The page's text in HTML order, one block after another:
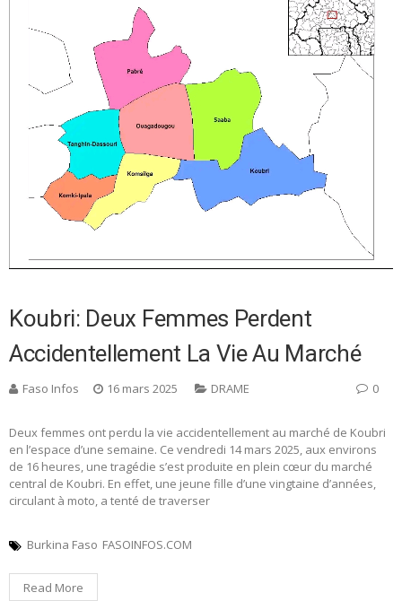
Koubri: Deux Femmes Perdent
Accidentellement La Vie Au Marché
Faso Infos 16 mars 2025 DRAME 0
Deux femmes ont perdu la vie accidentellement au marché de Koubri
en l’espace d’une semaine. Ce vendredi 14 mars 2025, aux environs
de 16 heures, une tragédie s’est produite en plein cœur du marché
central de Koubri. En effet, une jeune fille d’une vingtaine d’années,
circulant à moto, a tenté de traverser
Burkina Faso FASOINFOS.COM
Read More